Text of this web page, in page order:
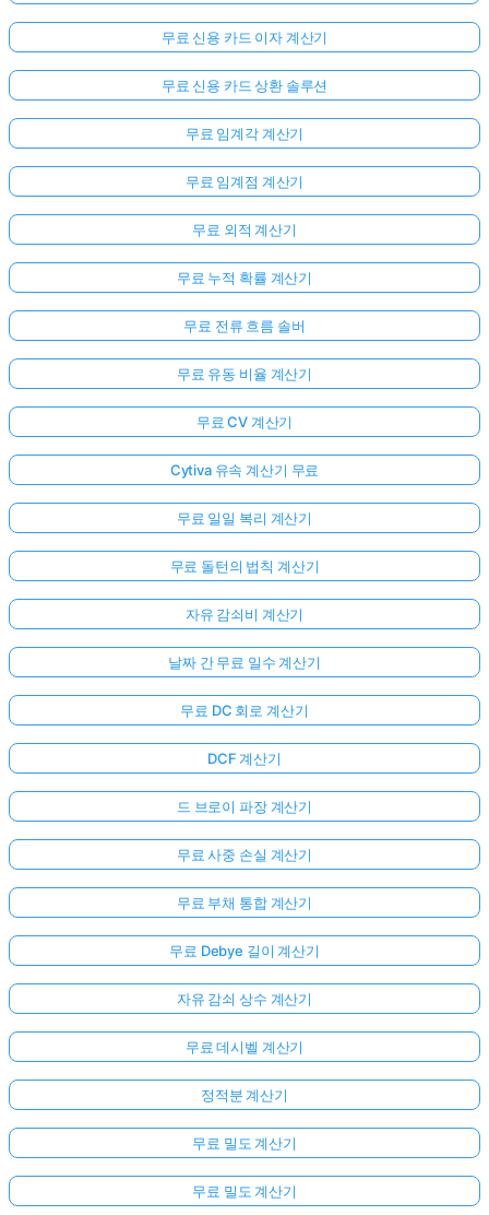
무료 신용 카드 이자 계산기
무료 신용 카드 상환 솔루션
무료 임계각 계산기
무료 임계점 계산기
무료 외적 계산기
무료 누적 확률 계산기
무료 전류 흐름 솔버
무료 유동 비율 계산기
무료 CV 계산기
Cytiva 유속 계산기 무료
무료 일일 복리 계산기
무료 돌턴의 법칙 계산기
자유 감쇠비 계산기
날짜 간 무료 일수 계산기
무료 DC 회로 계산기
DCF 계산기
드 브로이 파장 계산기
무료 사중 손실 계산기
무료 부채 통합 계산기
무료 Debye 길이 계산기
자유 감쇠 상수 계산기
무료 데시벨 계산기
정적분 계산기
무료 밀도 계산기
무료 밀도 계산기